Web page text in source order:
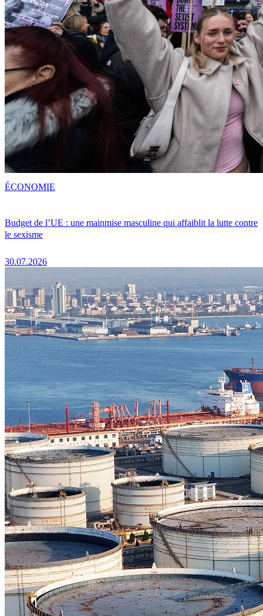
Budget de l’UE : une mainmise masculine qui affaiblit la lutte contre
le sexisme
30.07.2026
ÉCONOMIE